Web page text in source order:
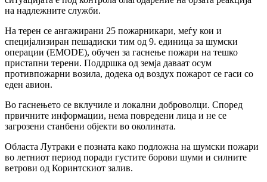
на надлежните служби.
На терен се ангажирани 25 пожарникари, меѓу кои и
специјализиран пешадиски тим од 9. единица за шумски
операции (EMODE), обучен за гаснење пожари на тешко
пристапни терени. Поддршка од земја даваат осум
противпожарни возила, додека од воздух пожарот се гаси со
еден авион.
Во гаснењето се вклучиле и локални доброволци. Според
првичните информации, нема повредени лица и не се
загрозени станбени објекти во околината.
Областа Лутраки е позната како подложна на шумски пожари
во летниот период поради густите борови шуми и силните
ветрови од Коринтскиот залив.